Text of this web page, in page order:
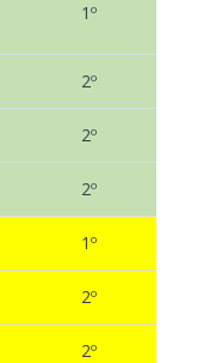
1º
2º
2º
2º
1º
2º
2º